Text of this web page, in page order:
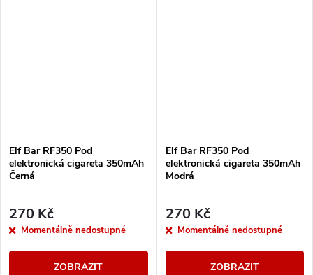
Elf Bar RF350 Pod
elektronická cigareta 350mAh
Černá
270 Kč
Momentálně nedostupné
ZOBRAZIT
Elf Bar RF350 Pod
elektronická cigareta 350mAh
Modrá
270 Kč
Momentálně nedostupné
ZOBRAZIT